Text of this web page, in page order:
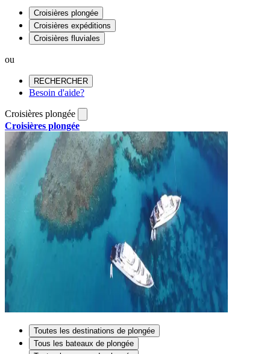
Croisières plongée
Croisières expéditions
Croisières fluviales
ou
RECHERCHER
Besoin d'aide?
Croisières plongée
Croisières plongée
Toutes les destinations de plongée
Tous les bateaux de plongée